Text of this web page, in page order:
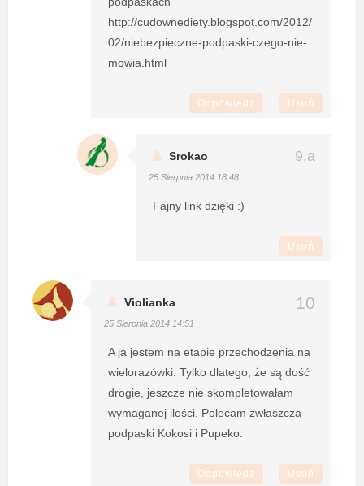
http://cudownediety.blogspot.com/2012/
02/niebezpieczne-podpaski-czego-nie-
mowia.html
Odpowiedz Usuń
Srokao
25 Sierpnia 2014 18:48
Fajny link dzięki :)
Usuń
Violianka
25 Sierpnia 2014 14:51
A ja jestem na etapie przechodzenia na
wielorazówki. Tylko dlatego, że są dość
drogie, jeszcze nie skompletowałam
wymaganej ilości. Polecam zwłaszcza
podpaski Kokosi i Pupeko.
Odpowiedz Usuń